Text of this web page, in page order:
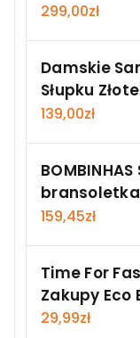
299,00zł
Damskie
Słupku
139,00zł
159,45zł
Time For
Zakupy Eco
29,99zł